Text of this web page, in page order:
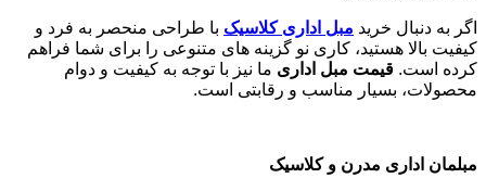
اگر به دنبال خرید مبل اداری کلاسیک با طراحی منحصر به فرد و
کیفیت بالا هستید، کاری نو گزینه های متنوعی را برای شما فراهم
کرده است. قیمت مبل اداری ما نیز با توجه به کیفیت و دوام
محصولات، بسیار مناسب و رقابتی است.
مبلمان اداری مدرن و کلاسیک